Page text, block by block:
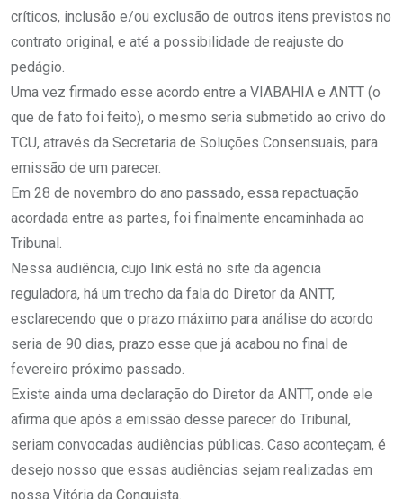
críticos, inclusão e/ou exclusão de outros itens previstos no
contrato original, e até a possibilidade de reajuste do
pedágio.
Uma vez firmado esse acordo entre a VIABAHIA e ANTT (o
que de fato foi feito), o mesmo seria submetido ao crivo do
TCU, através da Secretaria de Soluções Consensuais, para
emissão de um parecer.
Em 28 de novembro do ano passado, essa repactuação
acordada entre as partes, foi finalmente encaminhada ao
Tribunal.
Nessa audiência, cujo link está no site da agencia
reguladora, há um trecho da fala do Diretor da ANTT,
esclarecendo que o prazo máximo para análise do acordo
seria de 90 dias, prazo esse que já acabou no final de
fevereiro próximo passado.
Existe ainda uma declaração do Diretor da ANTT, onde ele
afirma que após a emissão desse parecer do Tribunal,
seriam convocadas audiências públicas. Caso aconteçam, é
desejo nosso que essas audiências sejam realizadas em
nossa Vitória da Conquista.